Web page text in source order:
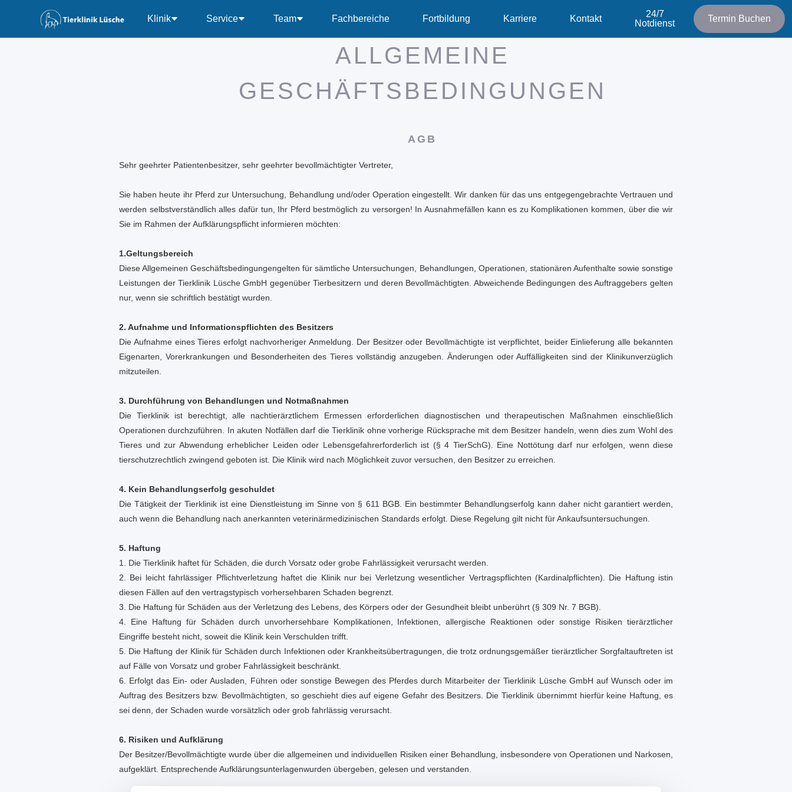
Klinik Service Team Fachbereiche Fortbildung Karriere Kontakt
24/7
Notdienst
Termin Buchen
ALLGEMEINE
GESCHÄFTSBEDINGUNGEN
AGB
Sehr geehrter Patientenbesitzer, sehr geehrter bevollmächtigter Vertreter,
Sie haben heute ihr Pferd zur Untersuchung, Behandlung und/oder Operation eingestellt. Wir danken für das uns entgegengebrachte Vertrauen und
werden selbstverständlich alles dafür tun, Ihr Pferd bestmöglich zu versorgen! In Ausnahmefällen kann es zu Komplikationen kommen, über die wir
Sie im Rahmen der Aufklärungspflicht informieren möchten:
1.Geltungsbereich
Diese Allgemeinen Geschäftsbedingungengelten für sämtliche Untersuchungen, Behandlungen, Operationen, stationären Aufenthalte sowie sonstige
Leistungen der Tierklinik Lüsche GmbH gegenüber Tierbesitzern und deren Bevollmächtigten. Abweichende Bedingungen des Auftraggebers gelten
nur, wenn sie schriftlich bestätigt wurden.
2. Aufnahme und Informationspflichten des Besitzers
Die Aufnahme eines Tieres erfolgt nachvorheriger Anmeldung. Der Besitzer oder Bevollmächtigte ist verpflichtet, beider Einlieferung alle bekannten
Eigenarten, Vorerkrankungen und Besonderheiten des Tieres vollständig anzugeben. Änderungen oder Auffälligkeiten sind der Klinikunverzüglich
mitzuteilen.
3. Durchführung von Behandlungen und Notmaßnahmen
Die Tierklinik ist berechtigt, alle nachtierärztlichem Ermessen erforderlichen diagnostischen und therapeutischen Maßnahmen einschließlich
Operationen durchzuführen. In akuten Notfällen darf die Tierklinik ohne vorherige Rücksprache mit dem Besitzer handeln, wenn dies zum Wohl des
Tieres und zur Abwendung erheblicher Leiden oder Lebensgefahrerforderlich ist (§ 4 TierSchG). Eine Nottötung darf nur erfolgen, wenn diese
tierschutzrechtlich zwingend geboten ist. Die Klinik wird nach Möglichkeit zuvor versuchen, den Besitzer zu erreichen.
4. Kein Behandlungserfolg geschuldet
Die Tätigkeit der Tierklinik ist eine Dienstleistung im Sinne von § 611 BGB. Ein bestimmter Behandlungserfolg kann daher nicht garantiert werden,
auch wenn die Behandlung nach anerkannten veterinärmedizinischen Standards erfolgt. Diese Regelung gilt nicht für Ankaufsuntersuchungen.
5. Haftung
1. Die Tierklinik haftet für Schäden, die durch Vorsatz oder grobe Fahrlässigkeit verursacht werden.
2. Bei leicht fahrlässiger Pflichtverletzung haftet die Klinik nur bei Verletzung wesentlicher Vertragspflichten (Kardinalpflichten). Die Haftung istin
diesen Fällen auf den vertragstypisch vorhersehbaren Schaden begrenzt.
3. Die Haftung für Schäden aus der Verletzung des Lebens, des Körpers oder der Gesundheit bleibt unberührt (§ 309 Nr. 7 BGB).
4. Eine Haftung für Schäden durch unvorhersehbare Komplikationen, Infektionen, allergische Reaktionen oder sonstige Risiken tierärztlicher
Eingriffe besteht nicht, soweit die Klinik kein Verschulden trifft.
5. Die Haftung der Klinik für Schäden durch Infektionen oder Krankheitsübertragungen, die trotz ordnungsgemäßer tierärztlicher Sorgfaltauftreten ist
auf Fälle von Vorsatz und grober Fahrlässigkeit beschränkt.
6. Erfolgt das Ein- oder Ausladen, Führen oder sonstige Bewegen des Pferdes durch Mitarbeiter der Tierklinik Lüsche GmbH auf Wunsch oder im
Auftrag des Besitzers bzw. Bevollmächtigten, so geschieht dies auf eigene Gefahr des Besitzers. Die Tierklinik übernimmt hierfür keine Haftung, es
sei denn, der Schaden wurde vorsätzlich oder grob fahrlässig verursacht.
6. Risiken und Aufklärung
Der Besitzer/Bevollmächtigte wurde über die allgemeinen und individuellen Risiken einer Behandlung, insbesondere von Operationen und Narkosen,
aufgeklärt. Entsprechende Aufklärungsunterlagenwurden übergeben, gelesen und verstanden.